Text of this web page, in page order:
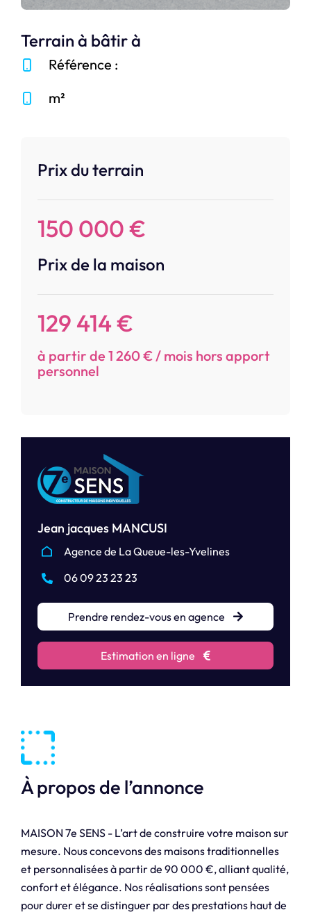
Prix du terrain
150 000 €
Prix de la maison
129 414 €
à partir de 1 260 € / mois hors apport
personnel
Jean jacques MANCUSI
Agence de La Queue-les-Yvelines
06 09 23 23 23
Prendre rendez-vous en agence
Estimation en ligne
Terrain à bâtir à
Référence :
m²
À propos de l’annonce
MAISON 7e SENS - L’art de construire votre maison sur
mesure. Nous concevons des maisons traditionnelles
et personnalisées à partir de 90 000 €, alliant qualité,
confort et élégance. Nos réalisations sont pensées
pour durer et se distinguer par des prestations haut de